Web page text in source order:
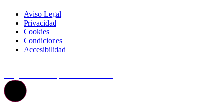
Aviso Legal
Privacidad
Cookies
Condiciones
Accesibilidad